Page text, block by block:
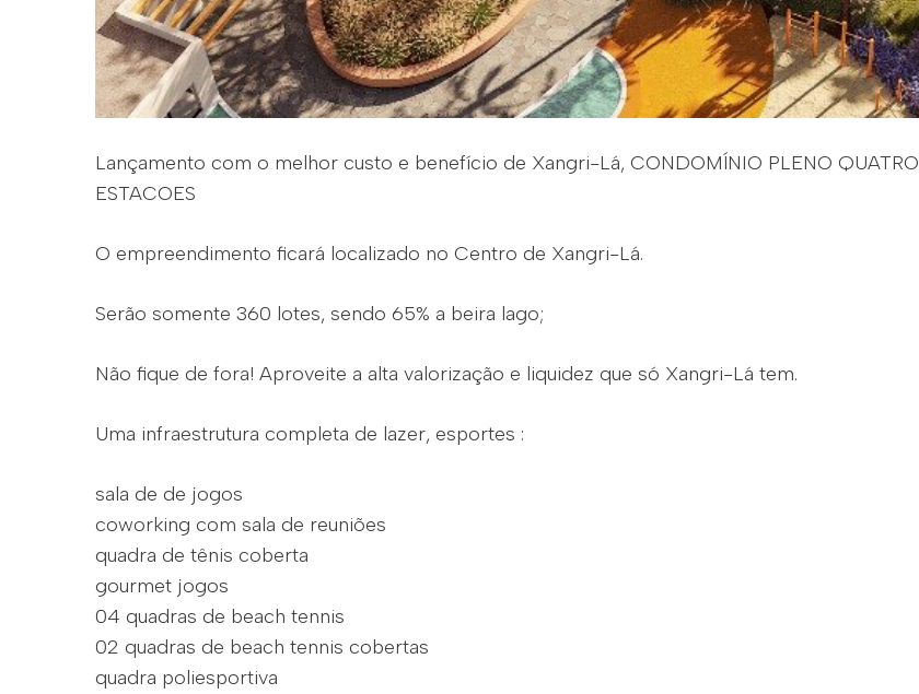
Lançamento com o melhor custo e benefício de Xangri-Lá, CONDOMÍNIO PLENO QUATRO
ESTACOES
O empreendimento ficará localizado no Centro de Xangri-Lá.
Serão somente 360 lotes, sendo 65% a beira lago;
Não fique de fora! Aproveite a alta valorização e liquidez que só Xangri-Lá tem.
Uma infraestrutura completa de lazer, esportes :
sala de de jogos
coworking com sala de reuniões
quadra de tênis coberta
gourmet jogos
04 quadras de beach tennis
02 quadras de beach tennis cobertas
quadra poliesportiva